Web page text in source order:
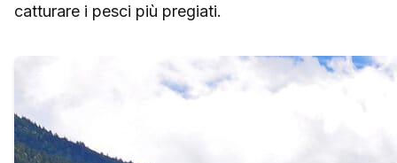
catturare i pesci più pregiati.